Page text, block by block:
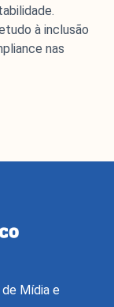
é um
fóruns da
à inclusão
nas
Mídia e